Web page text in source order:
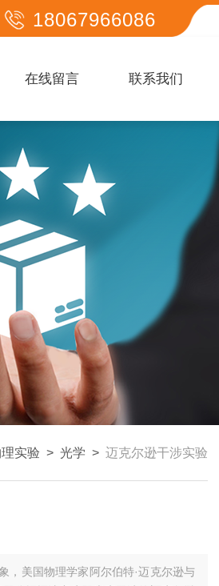
18067966086
在线留言 联系我们
实验 > 光学 > 迈克尔逊干涉实验
，美国物理学家阿尔伯特·迈克尔逊与